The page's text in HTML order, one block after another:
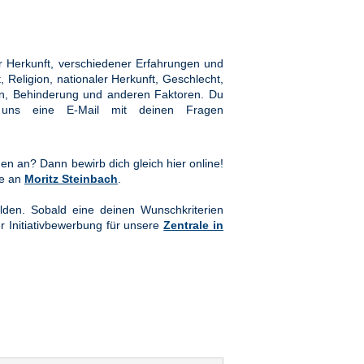
verschiedener Erfahrungen und
nationaler Herkunft, Geschlecht,
Behinderung und anderen Faktoren. Du
eine E-Mail mit deinen Fragen
an? Dann bewirb dich gleich hier online!
an Moritz Steinbach
Sobald eine deinen Wunschkriterien
Initiativbewerbung für unsereZentrale in